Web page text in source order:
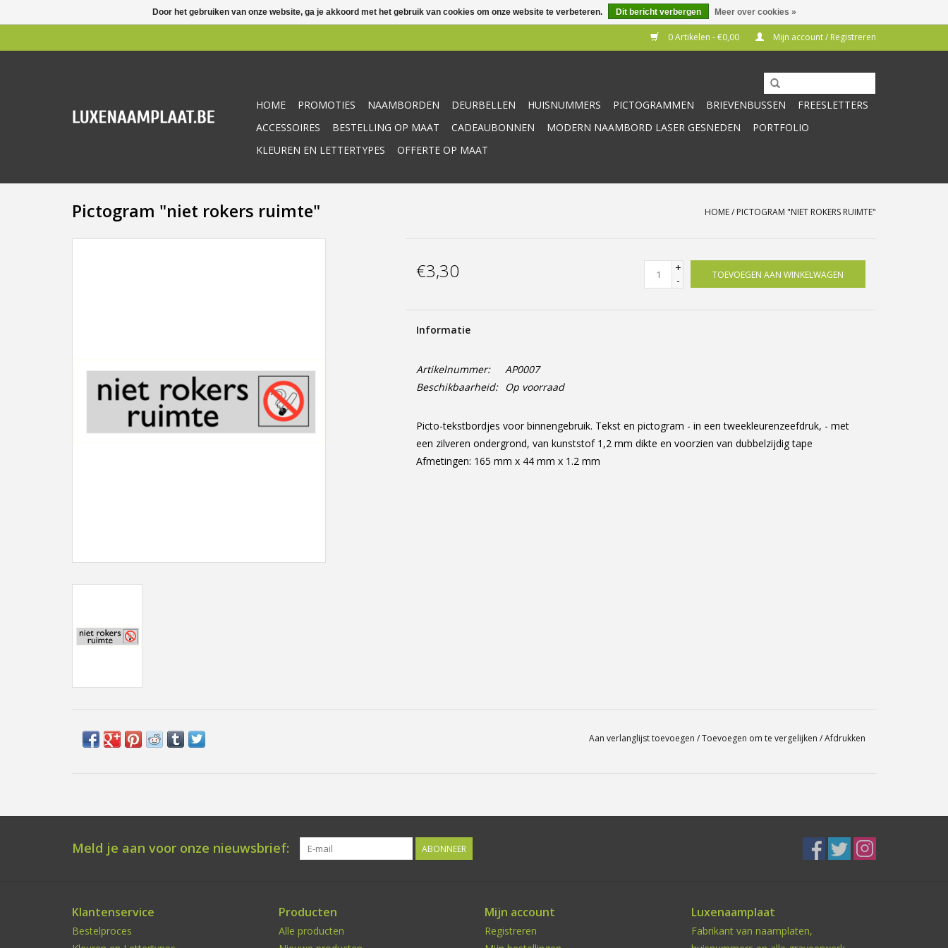
0 Artikelen - €0,00 Mijn account / Registreren
HOME PROMOTIES NAAMBORDEN DEURBELLEN HUISNUMMERS PICTOGRAMMEN BRIEVENBUSSEN
FREESLETTERS
ACCESSOIRES
BESTELLING OP MAAT CADEAUBONNEN MODERN NAAMBORD LASER GESNEDEN
PORTFOLIO
KLEUREN EN LETTERTYPES
OFFERTE OP MAAT
Pictogram "niet rokers ruimte" HOME/ PICTOGRAM "NIET ROKERS RUIMTE"
€3,30
+
-
TOEVOEGEN AAN WINKELWAGEN
Informatie
Artikelnummer:
AP0007
Beschikbaarheid:
Op voorraad
Picto-tekstbordjes voor binnengebruik. Tekst en pictogram - in een tweekleurenzeefdruk, - met
een zilveren ondergrond, van kunststof 1,2 mm dikte en voorzien van dubbelzijdig tape
Afmetingen: 165 mm x 44 mm x 1.2 mm
Aan verlanglijst toevoegen /Toevoegen om te vergelijken /Afdrukken
Meld je aan voor onze nieuwsbrief: ABONNEER
Klantenservice
Bestelproces
Producten
Alle producten
Mijn account
Registreren
Luxenaamplaat
Fabrikant van naamplaten,
Door het gebruiken van onze website, ga je akkoord met het gebruik van cookies om onze website te verbeteren. Dit bericht verbergen Meer over cookies »